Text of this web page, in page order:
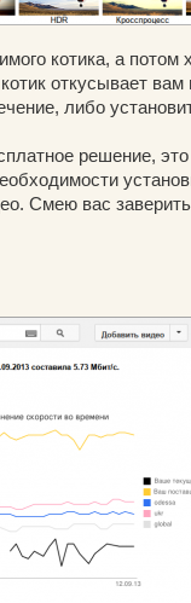
котика, а потом
откусывает
либо
решение,
Смею вас